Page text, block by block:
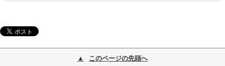
このページの先頭へ